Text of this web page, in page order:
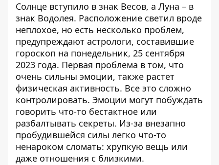
Солнце вступило в знак Весов, а Луна – в
знак Водолея. Расположение светил вроде
неплохое, но есть несколько проблем,
предупреждают астрологи, составившие
гороскоп на понедельник, 25 сентября
2023 года. Первая проблема в том, что
очень сильны эмоции, также растет
физическая активность. Все это сложно
контролировать. Эмоции могут побуждать
говорить что-то бестактное или
разбалтывать секреты. Из-за внезапно
пробудившейся силы легко что-то
ненароком сломать: хрупкую вещь или
даже отношения с близкими.